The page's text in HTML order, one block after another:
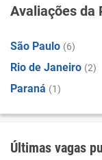
Avaliações da
São Paulo (6)
Rio de Janeiro (2)
Paraná (1)
Últimas vagas